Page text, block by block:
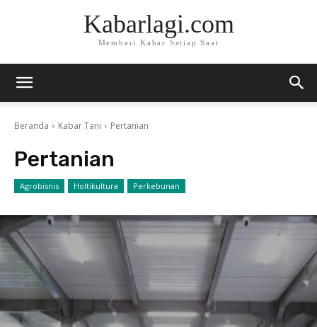
Kabarlagi.com
Memberi Kabar Setiap Saat
Beranda Kabar Tani Pertanian
Pertanian
Agrobisnis Holtikultura Perkebunan